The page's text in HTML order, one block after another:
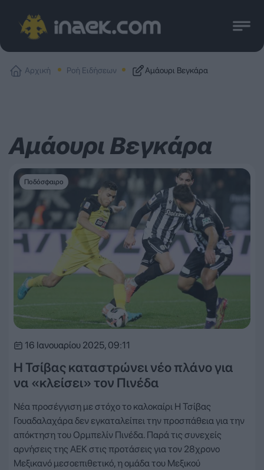
Αρχική Ροή Ειδήσεων Αμάουρι Βεγκάρα
Αμάουρι Βεγκάρα
Ποδόσφαιρο
16 Ιανουαρίου 2025, 09:11
Η Τσίβας καταστρώνει νέο πλάνο για
να «κλείσει» τον Πινέδα
Νέα προσέγγιση με στόχο το καλοκαίρι Η Τσίβας
Γουαδαλαχάρα δεν εγκαταλείπει την προσπάθεια για την
απόκτηση του Ορμπελίν Πινέδα. Παρά τις συνεχείς
αρνήσεις της ΑΕΚ στις προτάσεις για τον 28χρονο
Μεξικανό μεσοεπιθετικό, η ομάδα του Μεξικού